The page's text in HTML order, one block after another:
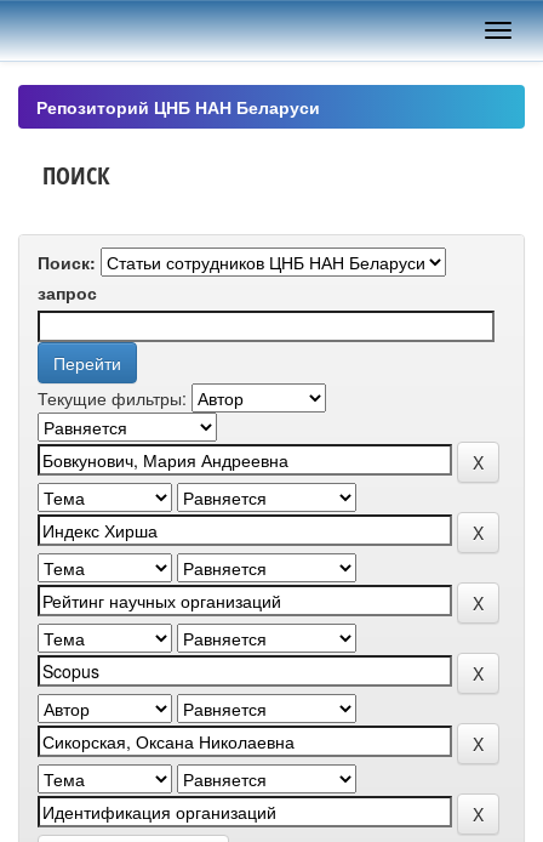
Skip
navigation
Репозиторий ЦНБ НАН Беларуси
ПОИСК
Поиск:
запрос
Текущие фильтры: